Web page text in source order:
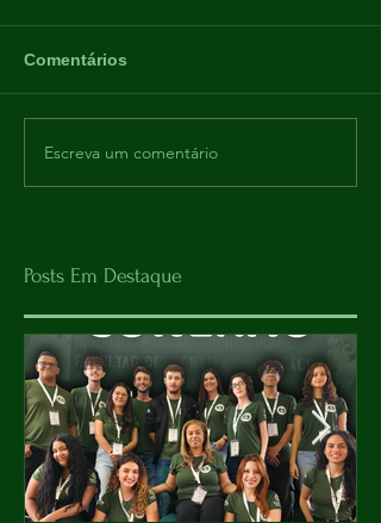
Comentários
Escreva um comentário
Posts Em Destaque